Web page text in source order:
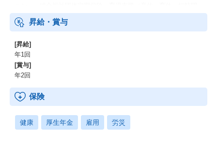
勤務制度）
昇給・賞与
[昇給]
年1回
[賞与]
年2回
保険
健康 厚生年金 雇用 労災